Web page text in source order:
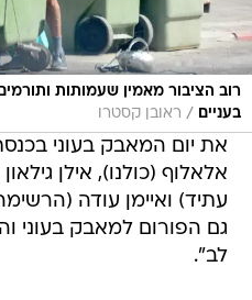
רוב הציבור מאמין שעמותות
בעניים
/ ראובן קסטרו
את יום המאבק בעוני
אלאלוף (כולנו), אילן
עתיד) ואיימן עודה
גם הפורום למאבק בעוני
לב".